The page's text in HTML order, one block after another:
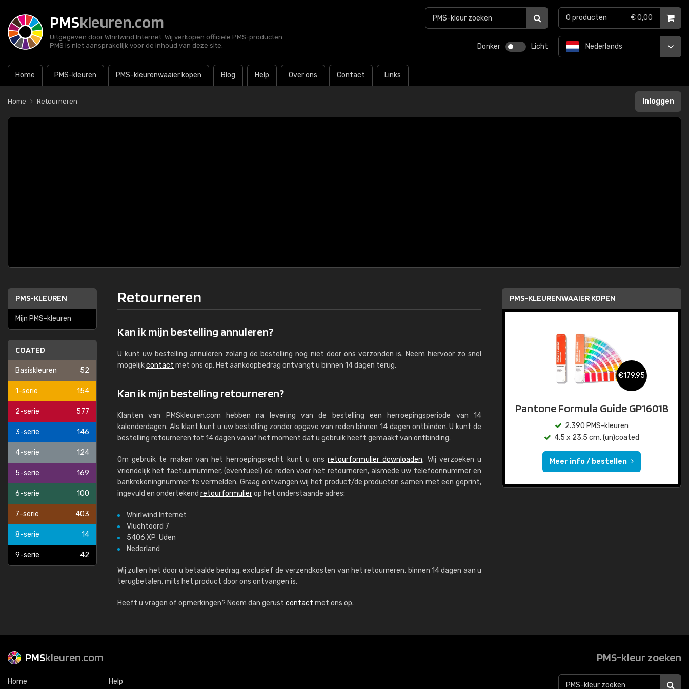
PMSkleuren.com
Uitgegeven door Whirlwind Internet. Wij verkopen officiële PMS-producten.
PMS is niet aansprakelijk voor de inhoud van deze site.
Donker Licht
Home PMS-kleuren PMS-kleurenwaaier kopen Blog Help Over ons Contact Links
Nederlands
0 producten € 0,00
Home Retourneren Inloggen
PMS-KLEUREN
Mijn PMS-kleuren
COATED
Basiskleuren 52
1-serie 154
2-serie 577
3-serie 146
4-serie 124
5-serie 169
6-serie 100
7-serie 403
8-serie 14
9-serie 42
Retourneren
Kan ik mijn bestelling annuleren?
U kunt uw bestelling annuleren zolang de bestelling nog niet door ons verzonden is. Neem hiervoor zo snel
mogelijkcontact met ons op. Het aankoopbedrag ontvangt u binnen 14 dagen terug.
Kan ik mijn bestelling retourneren?
Klanten van PMSkleuren.com hebben na levering van de bestelling een herroepingsperiode van 14
kalenderdagen. Als klant kunt u uw bestelling zonder opgave van reden binnen 14 dagen ontbinden. U kunt de
bestelling retourneren tot 14 dagen vanaf het moment dat u gebruik heeft gemaakt van ontbinding.
Om gebruik te maken van het herroepingsrecht kunt u onsretourformulier downloaden. Wij verzoeken u
vriendelijk het factuurnummer, (eventueel) de reden voor het retourneren, alsmede uw telefoonnummer en
bankrekeningnummer te vermelden. Graag ontvangen wij het product/de producten samen met een geprint,
ingevuld en ondertekend retourformulierop het onderstaande adres:
Whirlwind Internet
Vluchtoord 7
5406 XP Uden
Nederland
Wij zullen het door u betaalde bedrag, exclusief de verzendkosten van het retourneren, binnen 14 dagen aan u
terugbetalen, mits het product door ons ontvangen is.
Heeft u vragen of opmerkingen? Neem dan gerust contact met ons op.
PMS-KLEURENWAAIER KOPEN
€179,95
Pantone Formula Guide GP1601B
2.390 PMS-kleuren
4,5 x 23,5 cm, (un)coated
Meer info / bestellen
PMSkleuren.com
Home Help
PMS-kleur zoeken